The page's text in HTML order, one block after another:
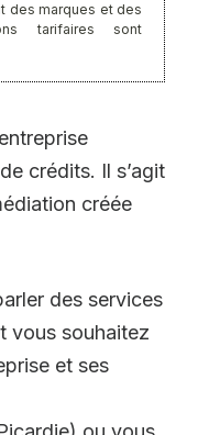
des marques et des
tarifaires sont
crédits. Il s’agit
créée
des services
vous souhaitez
et ses